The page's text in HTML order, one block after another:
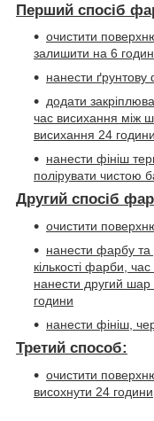
Перший спосіб
очистити
залишити на 6 годин
нанести
додати
час висихання між
висихання 24 години
нанести фініш
полірувати чистою
Другий спосіб
очистити
нанести фарбу
кількості фарби,
нанести другий шар
години
нанести фініш,
Третий способ:
очистити
висохнути 24 години